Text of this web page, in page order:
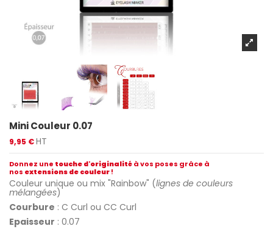
Mini Couleur 0.07
9,95 €HT
Donnez une touche d'originalitéà vos poses grâce à
nos extensions de couleur!
Couleur unique ou mix "Rainbow" (lignes de couleurs
mélangées)
Courbure : C Curl ou CC Curl
Epaisseur : 0.07